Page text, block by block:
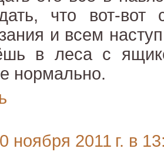
что вот-вот
и всем
в леса с
нормально.
ноября 2011 г. в